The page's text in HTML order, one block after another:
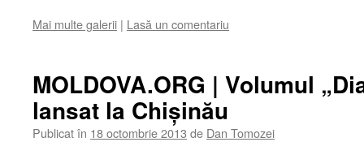
Mai multe galerii | Lasă un comentariu
MOLDOVA.ORG | Volumul
lansat la Chişinău
Publicat în 18 octombrie 2013 de Dan Tomozei